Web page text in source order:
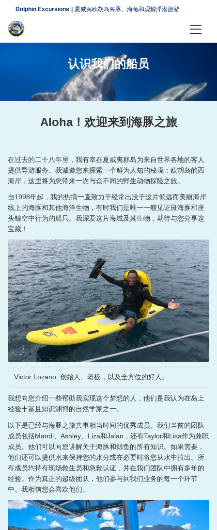
Dolphin Excursions 夏威夷欧胡岛海豚、海龟和观鲸浮潜旅游
夏威夷欧胡岛海豚之旅
夏威夷欧胡岛观鲸
其他活动
关于与信息
认识我们的船员
海豚、鲸鱼及观赏信息
Spinners Cafe
影视制作
更多信息
船员博客 (英语)
联系信息与方向(英语)
关于我们
ENGLISH
语言
日本語
简体中文
认识我们的船员
Aloha！欢迎来到海豚之旅
在过去的二十八年里，我有幸在夏威夷群岛为来自世界各地的客人
提供导游服务。我诚邀您来探索一个鲜为人知的秘境：欧胡岛的西
海岸，这里将为您带来一次与众不同的野生动物探险之旅。
自1998年起，我的热情一直致力于经常出没于这片偏远而美丽海岸
线上的海豚和其他海洋生物，有时我们是唯一一艘见证斑海豚和座
头鲸空中行为的船只。我深爱这片海域及其生物，期待与您分享这
宝藏！
Victor Lozano: 创始人、老板，以及全方位的好人。
我想向您介绍一些帮助我实现这个梦想的人，他们是我认为在岛上
经验丰富且知识渊博的自然学家之一。
以下是已经与海豚之旅共事相当时间的优秀成员。我们当前的团队
成员包括Mandi、Ashley、Liza和Jalan，还有Taylor和Lisa作为兼职
成员。他们可以向您讲解关于海豚和鲸鱼的所有知识。如果需要，
他们还可以提供水来保持您的水分或在必要时将您从水中拉出。所
有成员均持有现场救生员和急救认证，并在我们团队中拥有多年的
经验。作为真正的超级团队，他们参与到我们业务的每一个环节
中。我相信您会喜欢他们。